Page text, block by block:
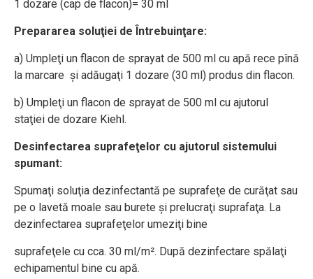
1 dozare (cap de flacon)= 30 ml
Prepararea soluţiei de Întrebuinţare:
a) Umpleţi un flacon de sprayat de 500 ml cu apă rece pînă
la marcare şi adăugaţi 1 dozare (30 ml) produs din flacon.
b) Umpleţi un flacon de sprayat de 500 ml cu ajutorul
staţiei de dozare Kiehl.
Desinfectarea suprafeţelor cu ajutorul sistemului
spumant:
Spumaţi soluţia dezinfectantă pe suprafeţe de curăţat sau
pe o lavetă moale sau burete şi prelucraţi suprafaţa. La
dezinfectarea suprafeţelor umeziţi bine
suprafeţele cu cca. 30 ml/m². După dezinfectare spălaţi
echipamentul bine cu apă.